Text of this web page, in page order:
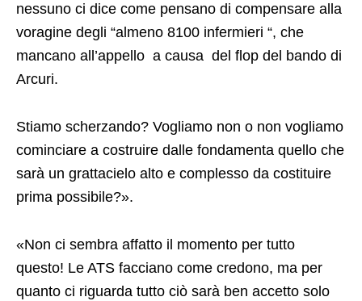
nessuno ci dice come pensano di compensare alla
voragine degli “almeno 8100 infermieri “, che
mancano all’appello a causa del flop del bando di
Arcuri.
Stiamo scherzando? Vogliamo non o non vogliamo
cominciare a costruire dalle fondamenta quello che
sarà un grattacielo alto e complesso da costituire
prima possibile?».
«Non ci sembra affatto il momento per tutto
questo! Le ATS facciano come credono, ma per
quanto ci riguarda tutto ciò sarà ben accetto solo